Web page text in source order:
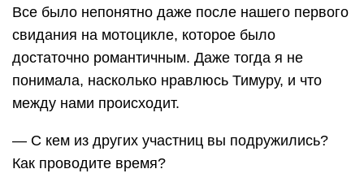
Все было непонятно даже после нашего первого
свидания на мотоцикле, которое было
достаточно романтичным. Даже тогда я не
понимала, насколько нравлюсь Тимуру, и что
между нами происходит.
— С кем из других участниц вы подружились?
Как проводите время?